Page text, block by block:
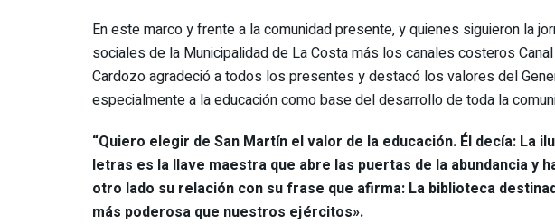
En este marco y frente a la comunidad presente, y quienes siguieron la
sociales de la Municipalidad de La Costa más los canales costeros Canal
Cardozo agradeció a todos los presentes y destacó los valores del
especialmente a la educación como base del desarrollo de toda la
“Quiero elegir de San Martín el valor de la educación. Él decía: La
letras es la llave maestra que abre las puertas de la abundancia y
otro lado su relación con su frase que afirma: La biblioteca
más poderosa que nuestros ejércitos».